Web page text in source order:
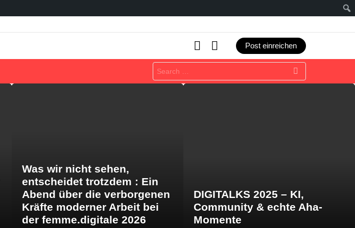
SEARCHLOGIN
Post einreichen
Search
for:
Was wir nicht sehen,
entscheidet trotzdem : Ein
Abend über die verborgenen
Kräfte moderner Arbeit bei
der femme.digitale 2026
DIGITALKS 2025 – KI,
Community & echte Aha-
Momente